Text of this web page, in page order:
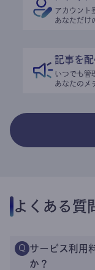
アカウント
あなただけ
記事を
いつでも管
あなたのメ
よくある質
Q サービス利用
か？